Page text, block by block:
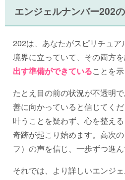
エンジェルナンバー202
202は、あなたがスピリチュ
境界に立っていて、その両方
出す準備ができていることを示
たとえ目の前の状況が不透明
善に向かっていると信じてく
叶うことを疑わず、心を整え
奇跡が起こり始めます。高次
フ）の声を信じ、一歩ずつ進ん
それでは、より詳しいエンジ